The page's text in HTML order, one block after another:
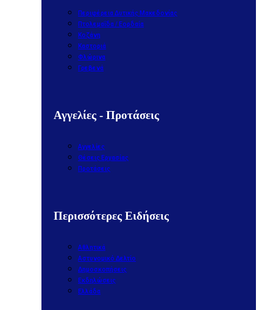
Περιφέρεια Δυτικής Μακεδονίας
Πτολεμαΐδα / Εορδαία
Κοζάνη
Καστοριά
Φλώρινα
Γρεβενά
Αγγελίες - Προτάσεις
Αγγελίες
Θέσεις Εργασίας
Προτάσεις
Περισσότερες Ειδήσεις
Αθλητικά
Αστυνομικό Δελτίο
Δημοσκοπήσεις
Εκδηλώσεις
Ελλάδα